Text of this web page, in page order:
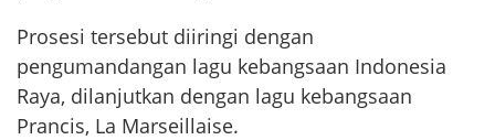
Prosesi tersebut diiringi dengan
pengumandangan lagu kebangsaan Indonesia
Raya, dilanjutkan dengan lagu kebangsaan
Prancis, La Marseillaise.